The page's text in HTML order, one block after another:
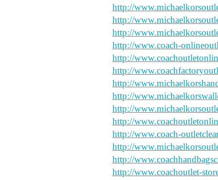
http://
http://
http://
http://www.coach-
http://
http://
http://
http://
http://
http://
http://www.coach-
http://
http://
http://www.coachoutlet-